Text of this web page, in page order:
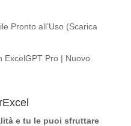
Pronto all’Uso (Scarica
ExcelGPT Pro | Nuovo
e tu le puoi sfruttare